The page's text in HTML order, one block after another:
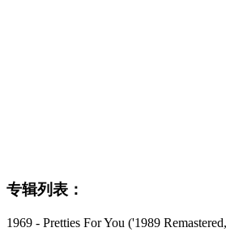
专辑列表：
1969 - Pretties For You ('1989